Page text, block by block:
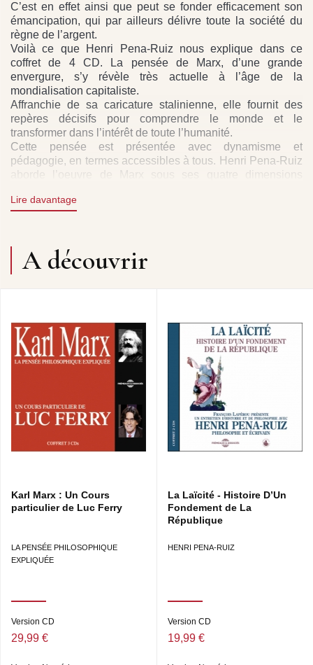
C’est en effet ainsi que peut se fonder efficacement son
émancipation, qui par ailleurs délivre toute la société du
règne de l’argent.
Voilà ce que Henri Pena-Ruiz nous explique dans ce
coffret de 4 CD. La pensée de Marx, d’une grande
envergure, s’y révèle très actuelle à l’âge de la
mondialisation capitaliste.
Affranchie de sa caricature stalinienne, elle fournit des
repères décisifs pour comprendre le monde et le
transformer dans l’intérêt de toute l’humanité.
Cette pensée est présentée avec dynamisme et
pédagogie, en termes accessibles à tous. Henri Pena-Ruiz
matérialisme dialectique constitue l’outil, l’économie
l’engagement militant pour l’émancipation des exploités, et
enfin la vive actualité de ses éclairages.
POUR FREMEAUX & ASSOCIES EN ACCORD AVEC
ARTE FILOSOFIA.
EDITORIALISATION : JULES FRÉMEAUX
DROITS : GROUPE FREMEAUX COLOMBINI SA
PHILOSOPHE DE L’ÉMANCIPATION • PENSEUR DU
CAPITALISME • MILITANT DU MOUVEMENT OUVRIER •
PENSEUR DE NOTRE TEMPS.
Lire davantage
A découvrir
Karl Marx : Un Cours
particulier de Luc Ferry
LA PENSÉE PHILOSOPHIQUE
EXPLIQUÉE
Version CD
29,99 €
La Laïcité - Histoire D’Un
Fondement de La
République
HENRI PENA-RUIZ
Version CD
19,99 €